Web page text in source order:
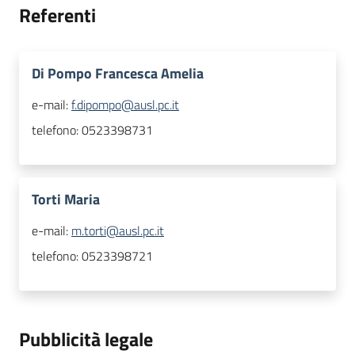
Referenti
Di Pompo Francesca Amelia
e-mail:f.dipompo@ausl.pc.it
telefono:0523398731
Torti Maria
e-mail: m.torti@ausl.pc.it
telefono:0523398721
Pubblicità legale